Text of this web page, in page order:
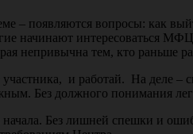
– появляются вопросы: как
начинают интересоваться
непривычна тем, кто раньше
участника, и работай. На
Без должного понимания
Без лишней спешки и